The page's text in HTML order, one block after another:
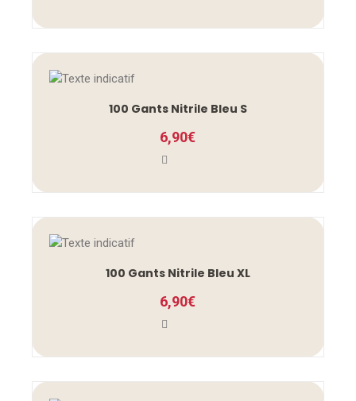
100 Gants Nitrile Bleu S
6,90€
100 Gants Nitrile Bleu XL
6,90€